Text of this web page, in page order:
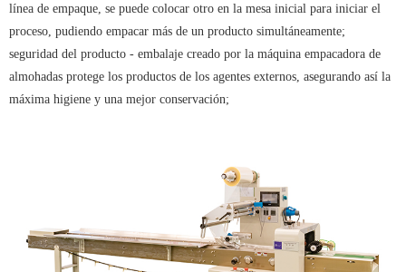
línea de empaque, se puede colocar otro en la mesa inicial para iniciar el
proceso, pudiendo empacar más de un producto simultáneamente;
seguridad del producto - embalaje creado por la máquina empacadora de
almohadas protege los productos de los agentes externos, asegurando así la
máxima higiene y una mejor conservación;